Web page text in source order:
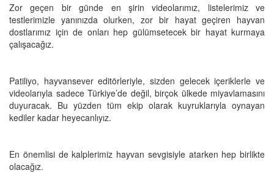
Zor geçen bir günde en şirin videolarımız, listelerimiz ve
testlerimizle yanınızda olurken, zor bir hayat geçiren hayvan
dostlarımız için de onları hep gülümsetecek bir hayat kurmaya
çalışacağız.
Patiliyo, hayvansever editörleriyle, sizden gelecek içeriklerle ve
videolarıyla sadece Türkiye’de değil, birçok ülkede miyavlamasını
duyuracak. Bu yüzden tüm ekip olarak kuyruklarıyla oynayan
kediler kadar heyecanlıyız.
En önemlisi de kalplerimiz hayvan sevgisiyle atarken hep birlikte
olacağız.